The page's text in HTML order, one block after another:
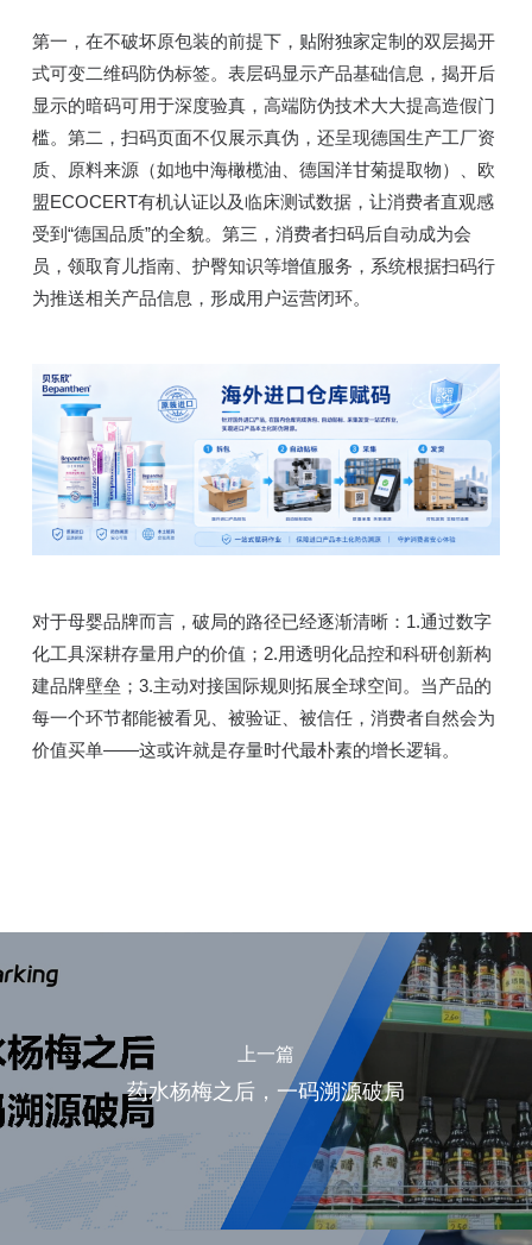
第一，在不破坏原包装的前提下，贴附独家定制的双层揭开
式可变二维码防伪标签。表层码显示产品基础信息，揭开后
显示的暗码可用于深度验真，高端防伪技术大大提高造假门
槛。第二，扫码页面不仅展示真伪，还呈现德国生产工厂资
质、原料来源（如地中海橄榄油、德国洋甘菊提取物）、欧
盟ECOCERT有机认证以及临床测试数据，让消费者直观感
受到“德国品质”的全貌。第三，消费者扫码后自动成为会
员，领取育儿指南、护臀知识等增值服务，系统根据扫码行
为推送相关产品信息，形成用户运营闭环。
对于母婴品牌而言，破局的路径已经逐渐清晰：1.通过数字
化工具深耕存量用户的价值；2.用透明化品控和科研创新构
建品牌壁垒；3.主动对接国际规则拓展全球空间。当产品的
每一个环节都能被看见、被验证、被信任，消费者自然会为
价值买单——这或许就是存量时代最朴素的增长逻辑。
上一篇
药水杨梅之后，一码溯源破局